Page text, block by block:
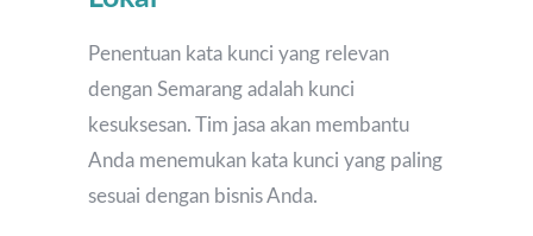
Penentuan kata kunci yang relevan
dengan Semarang adalah kunci
kesuksesan. Tim jasa akan membantu
Anda menemukan kata kunci yang paling
sesuai dengan bisnis Anda.